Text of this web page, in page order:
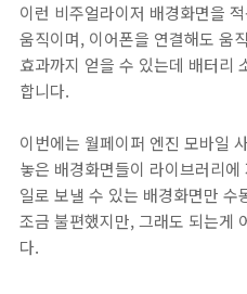
이런 비주얼라이저 배경화면을
움직이며, 이어폰을 연결해도 움
효과까지 얻을 수 있는데 배터리
합니다.
이번에는 월페이퍼 엔진 모바일
놓은 배경화면들이 라이브러리
일로 보낼 수 있는 배경화면만 수
조금 불편했지만, 그래도 되는게
다.